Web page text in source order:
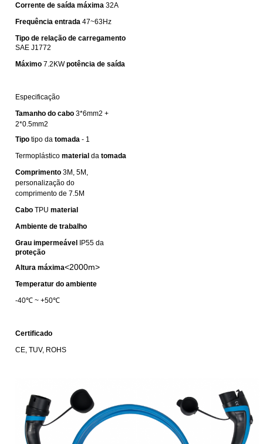
Corrente de saída máxima 32A
Frequência entrada 47~63Hz
Tipo de relação de carregamento
SAE J1772
Máximo 7.2KW potência de saída
Especificação
Tamanho do cabo 3*6mm2 +
2*0.5mm2
Tipo tipo da tomada - 1
Termoplástico material da tomada
Comprimento 3M, 5M,
personalização do
comprimento de 7.5M
Cabo TPU material
Ambiente de trabalho
Grau impermeável
IP55 da
proteção
Altura máxima<2000m>
Temperatur do ambiente
-40℃ ~ +50℃
Certificado
CE, TUV, ROHS